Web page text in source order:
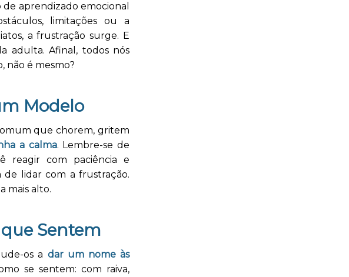
aprendizado emocional
limitações ou a
a frustração surge. E
adulta. Afinal, todos nós
não é mesmo?
Modelo
que chorem, gritem
a calma. Lembre-se de
reagir com paciência e
de lidar com a frustração.
mais alto.
Sentem
os a dar um nome às
se sentem: com raiva,